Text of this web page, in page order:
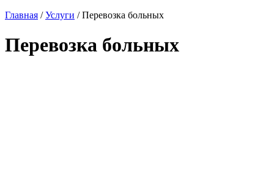
Главная /Услуги /Перевозка больных
Перевозка больных